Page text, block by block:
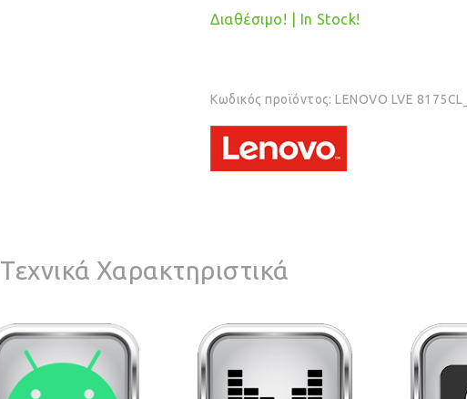
Διαθέσιμο! | In Stock!
Κωδικός προϊόντος:LENOVO LVE
Τεχνικά Χαρακτηριστικά